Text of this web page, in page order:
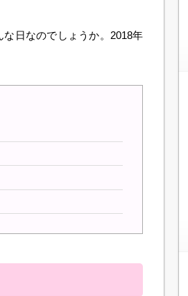
日なのでしょうか。2018年